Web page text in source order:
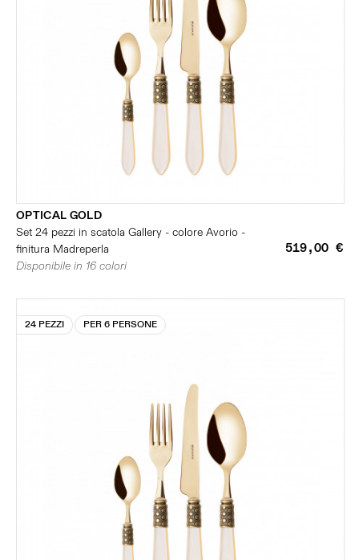
OPTICAL GOLD
Set 24 pezzi in scatola Gallery - colore Avorio -
finitura Madreperla
519,00 €
Disponibile in 16 colori
24 PEZZI PER 6 PERSONE